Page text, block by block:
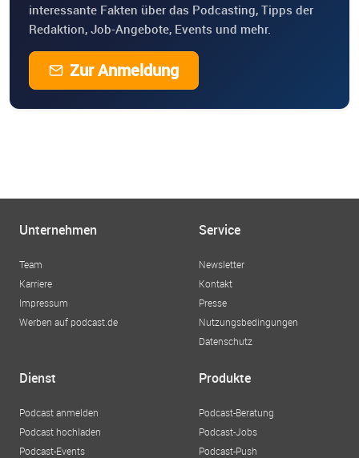
interessante Fakten über das Podcasting, Tipps der
Redaktion, Job-Angebote, Events und mehr.
Zur Anmeldung
Unternehmen
Team
Karriere
Impressum
Werben auf podcast.de
Service
Newsletter
Kontakt
Presse
Nutzungsbedingungen
Datenschutz
Dienst
Podcast anmelden
Podcast hochladen
Podcast-Events
Produkte
Podcast-Beratung
Podcast-Jobs
Podcast-Push